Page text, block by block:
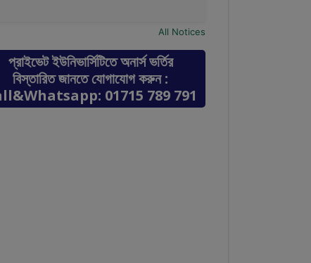
All Notices
প্রাইভেট ইউনিভার্সিটিতে অনার্স ভর্তির
বিস্তারিত জানতে যোগাযোগ করুন :
01715 789 791